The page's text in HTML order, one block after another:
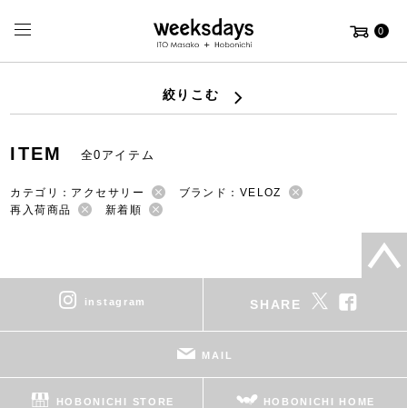
0
絞りこむ
ITEM 全0アイテム
カテゴリ：アクセサリー
ブランド：VELOZ
再入荷商品
新着順
instagram SHARE
MAIL
HOBONICHI STORE HOBONICHI HOME